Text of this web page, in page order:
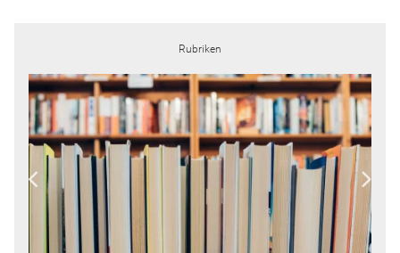
Rubriken